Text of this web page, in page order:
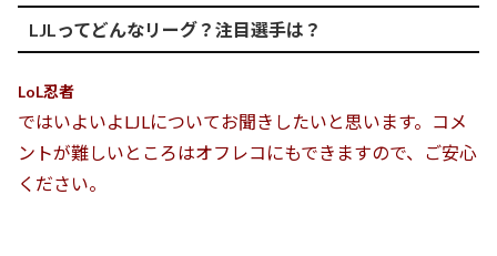
LJLってどんなリーグ？注目選手は？
LoL忍者
ではいよいよLJLについてお聞きしたいと思います。コメ
ントが難しいところはオフレコにもできますので、ご安心
ください。